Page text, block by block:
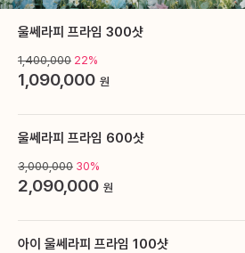
울쎄라피 프라임 300샷
1,400,000 22%
1,090,000 원
울쎄라피 프라임 600샷
3,000,000 30%
2,090,000 원
아이 울쎄라피 프라임 100샷